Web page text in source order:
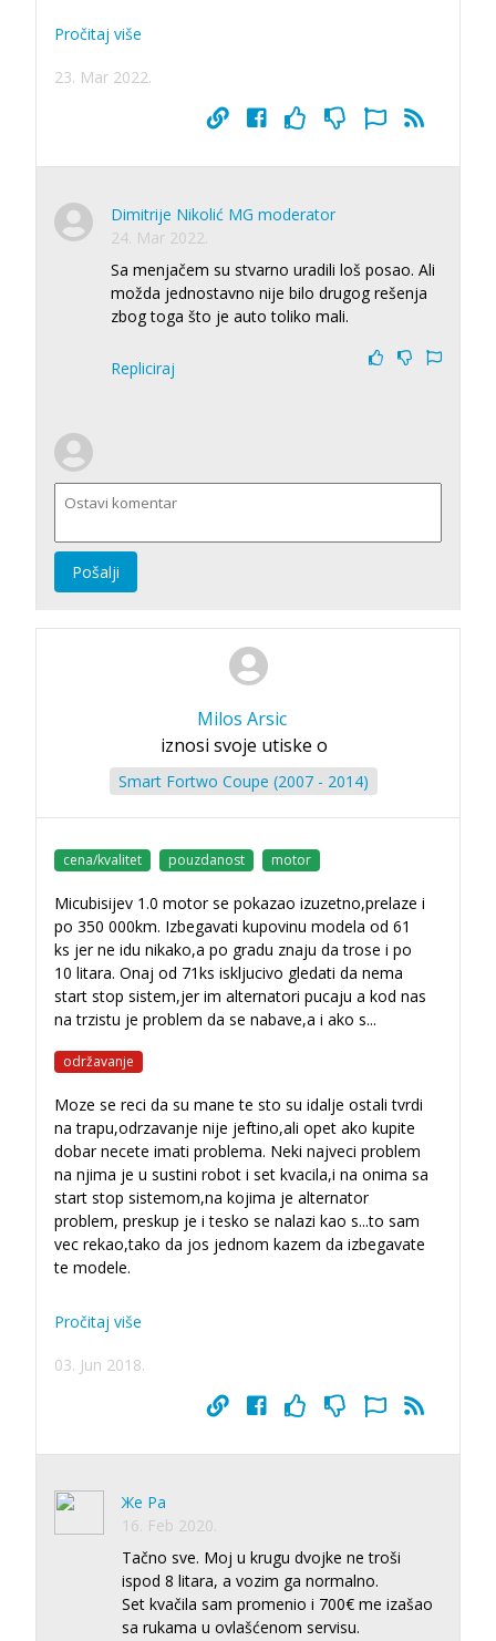
Pročitaj više
23. Mar 2022.
Dimitrije Nikolić MG moderator
24. Mar 2022.
Sa menjačem su stvarno uradili loš posao. Ali
možda jednostavno nije bilo drugog rešenja
zbog toga što je auto toliko mali.
Repliciraj
Pošalji
Milos Arsic
iznosi svoje utiske o
Smart Fortwo Coupe (2007 - 2014)
cena/kvalitet pouzdanost motor
Micubisijev 1.0 motor se pokazao izuzetno,prelaze i
po 350 000km. Izbegavati kupovinu modela od 61
ks jer ne idu nikako,a po gradu znaju da trose i po
10 litara. Onaj od 71ks iskljucivo gledati da nema
start stop sistem,jer im alternatori pucaju a kod nas
na trzistu je problem da se nabave,a i ako s...
održavanje
Moze se reci da su mane te sto su idalje ostali tvrdi
na trapu,odrzavanje nije jeftino,ali opet ako kupite
dobar necete imati problema. Neki najveci problem
na njima je u sustini robot i set kvacila,i na onima sa
start stop sistemom,na kojima je alternator
problem, preskup je i tesko se nalazi kao s...to sam
vec rekao,tako da jos jednom kazem da izbegavate
te modele.
Pročitaj više
03. Jun 2018.
Же Ра
16. Feb 2020.
Tačno sve. Moj u krugu dvojke ne troši
ispod 8 litara, a vozim ga normalno.
Set kvačila sam promenio i 700€ me izašao
sa rukama u ovlašćenom servisu.